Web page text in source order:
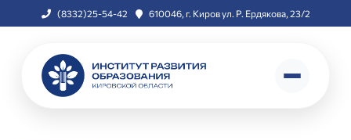
(8332)25-54-42 610046, г. Киров ул. Р. Ердякова, 23/2